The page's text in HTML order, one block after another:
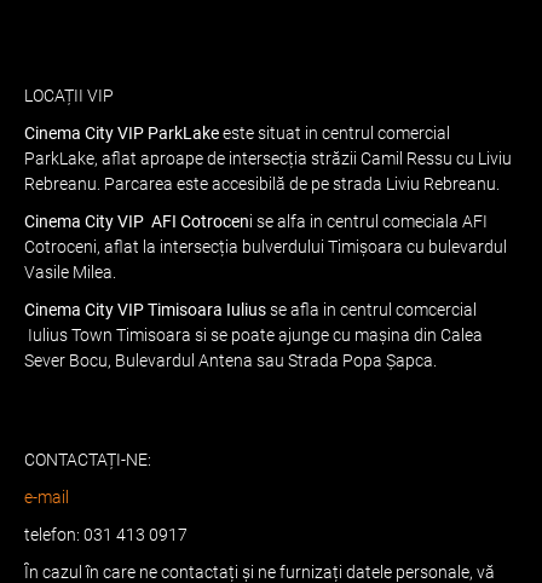
LOCAȚII VIP
Cinema City VIP ParkLakeeste situat in centrul comercial
ParkLake, aflat aproape de intersecția străzii Camil Ressu cu Liviu
Rebreanu. Parcarea este accesibilă de pe strada Liviu Rebreanu.
Cinema City VIP AFI Cotroceni se alfa in centrul comeciala AFI
Cotroceni, aflat la intersecția bulverdului Timișoara cu bulevardul
Vasile Milea.
Cinema City VIP Timisoara Iuliusse afla in centrul comcercial
Iulius Town Timisoara si se poate ajunge cu mașina din Calea
Sever Bocu, Bulevardul Antena sau Strada Popa Șapca.
CONTACTAȚI-NE:
e-mail
telefon: 031 413 0917
În cazul în care ne contactați și ne furnizați datele personale, vă